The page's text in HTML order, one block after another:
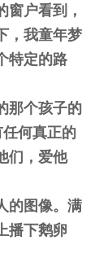
户看到，
，我童年梦
特定的路
那个孩子的
何真正的
们，爱他
的图像。满
播下鹅卵